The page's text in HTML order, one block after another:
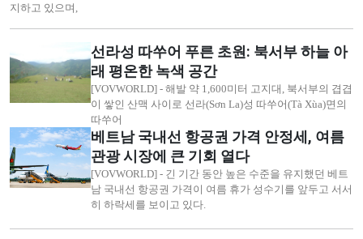
지하고 있으며,
선라성 따쑤어 푸른 초원: 북서부 하늘 아
래 평온한 녹색 공간
[VOVWORLD] - 해발 약 1,600미터 고지대, 북서부의 겹겹
이 쌓인 산맥 사이로 선라(Sơn La)성 따쑤어(Tà Xùa)면의
따쑤어
베트남 국내선 항공권 가격 안정세, 여름
관광 시장에 큰 기회 열다
[VOVWORLD] - 긴 기간 동안 높은 수준을 유지했던 베트
남 국내선 항공권 가격이 여름 휴가 성수기를 앞두고 서서
히 하락세를 보이고 있다.